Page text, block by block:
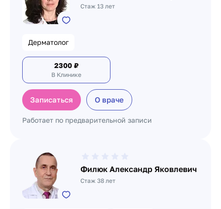
Стаж 13 лет
Дерматолог
2300 ₽
В Клинике
Записаться О враче
Работает по предварительной записи
Филюк Александр Яковлевич
Стаж 38 лет